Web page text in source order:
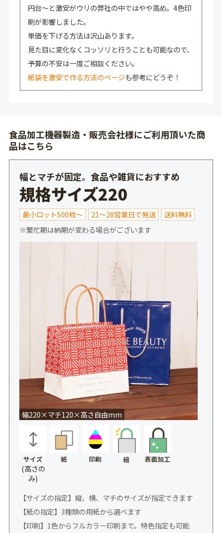
円台～と激安がウリの弊社の中ではやや高め。4色印
刷が影響しました。
単価を下げる方法は沢山あります。
見た目に変化なくコッソリと行うことも可能なので、
予算の不安は一度ご相談ください。
紙袋を激安で作る方法のページも参考にどうぞ！
食品加工機器製造・販売会社様にご利用頂いた商
品はこちら
幅とマチが固定。食品や雑貨におすすめ
規格サイズ220
最小ロット500枚～ 21～28営業日で発送
送料無料
※繁忙期は納期が変わる場合がございます
幅220×マチ120×高さ自由mm
サイズ
(高さの
み)
紙 印刷 紐 表面加工
【サイズの指定】縦、横、マチのサイズが指定できます
【紙の指定】3種類の用紙から選べます
【印刷】1色からフルカラー印刷まで。特色指定も可能